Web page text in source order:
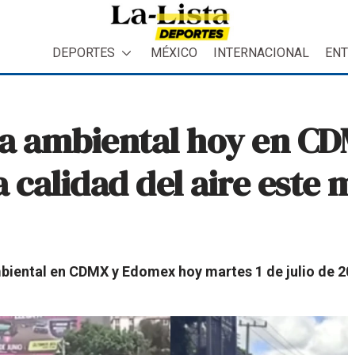
DEPORTES MÉXICO INTERNACIONAL
ambiental hoy en
calidad del aire este
en CDMX y Edomex hoy martes 1 de julio de